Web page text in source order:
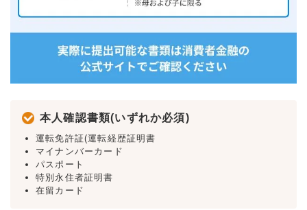
本人確認書類(いずれか必須)
運転免許証(運転経歴証明書
マイナンバーカード
パスポート
特別永住者証明書
在留カード